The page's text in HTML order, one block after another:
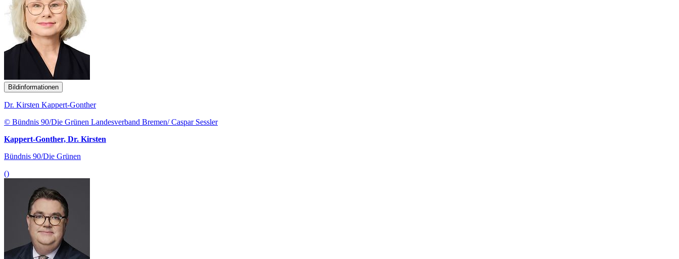
Bildinformationen
Dr. Kirsten Kappert-Gonther
© Bündnis 90/Die Grünen Landesverband Bremen/ Caspar Sessler
Kappert-Gonther, Dr. Kirsten
Bündnis 90/Die Grünen
()